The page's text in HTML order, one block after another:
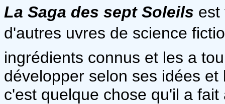
La Saga des sept Soleils est
d'autres uvres de science
ingrédients connus et les a
développer selon ses idées
c'est quelque chose qu'il a